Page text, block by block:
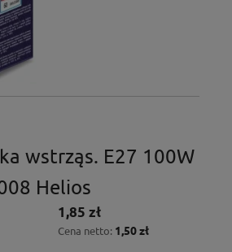
wstrząs. E27 100W
Helios
1,85 zł
Cena netto: 1,50 zł